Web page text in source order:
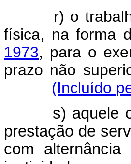
r) o
física, na forma
1973, para o
prazo não
(Incluído
s) aquele
prestação de
com